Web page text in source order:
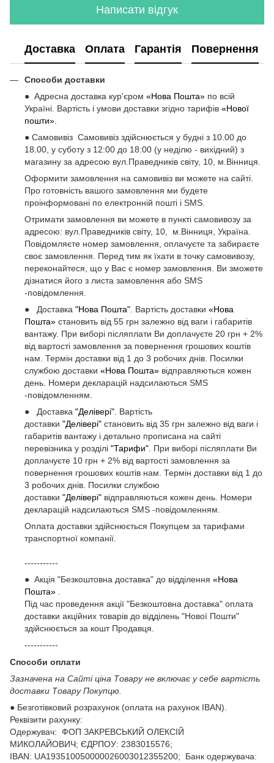
Написати відгук
Доставка Оплата Гарантія Повернення
Способи доставки
● Адресна доставка кур'єром «Нова Пошта» по всій
Україні. Вартість і умови доставки згідно тарифів «Нової
пошти».
● Самовивіз Самовивіз здійснюється у будні з 10.00 до
18.00, у суботу з 12:00 до 18:00 (у неділю - вихідний) з
магазину за адресою вул.Праведників світу, 10, м.Вінниця.
Оформити замовлення на самовивіз ви можете на сайті.
Про готовність вашого замовлення ми будете
проінформовані по електронній пошті і SMS.
Отримати замовлення ви можете в пункті самовивозу за
адресою: вул.Праведників світу, 10, м.Вінниця, Україна.
Повідомляєте номер замовлення, оплачуєте та забираєте
своє замовлення. Перед тим як їхати в точку самовивозу,
переконайтеся, що у Вас є номер замовлення. Ви зможете
дізнатися його з листа замовлення або SMS
-повідомлення.
● Доставка "Нова Пошта" . Вартість доставки «Нова
Пошта» становить від 55 грн залежно від ваги і габаритів
вантажу. При виборі післяплати Ви доплачуєте 20 грн + 2%
від вартості замовлення за повернення грошових коштів
нам. Термін доставки від 1 до 3 робочих днів. Посилки
службою доставки «Нова Пошта» відправляються кожен
день. Номери декларацій надсилаються SMS
-повідомленням.
● Доставка "Делівері" . Вартість
доставки "Делівері" становить від 35 грн залежно від ваги і
габаритів вантажу і детально прописана на сайті
перевізника у розділі "Тарифи" . При виборі післяплати Ви
доплачуєте 10 грн + 2% від вартості замовлення за
повернення грошових коштів нам. Термін доставки від 1 до
3 робочих днів. Посилки службою
доставки "Делівері" відправляються кожен день. Номери
декларацій надсилаються SMS -повідомленням.
Оплата доставки здійснюється Покупцем за тарифами
транспортної компанії.
-----------
● Акція "Безкоштовна доставка" до відділення «Нова
Пошта»
Під час проведення акції "Безкоштовна доставка" оплата
доставки акційних товарів до відділень "Нової Пошти"
здійснюється за кошт Продавця.
-----------
Способи оплати
Зазначена на Сайті ціна Товару не включає у себе вартість
доставки Товару Покупцю.
● Безготівковий розрахунок (оплата на рахунок IBAN).
Реквізити рахунку:
Одержувач: ФОП ЗАКРЕВСЬКИЙ ОЛЕКСІЙ
МИКОЛАЙОВИЧ; ЄДРПОУ: 2383015576;
ІВАN: UA193510050000026003012355200; Банк одержувача: